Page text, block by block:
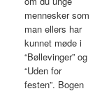
mennesker som
man ellers har
kunnet møde i
“Bøllevinger” og
“Uden for
festen”. Bogen